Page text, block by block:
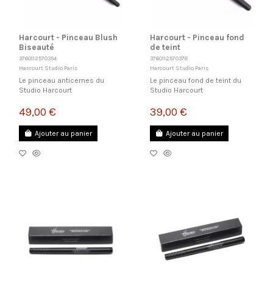
Harcourt - Pinceau Blush
Biseauté
3760112570354
Harcourt Studio Paris
Le pinceau anticernes du
Studio Harcourt
49,00 €
Ajouter au panier
Harcourt - Pinceau fond
de teint
3760112570378
Harcourt Studio Paris
Le pinceau fond de teint du
Studio Harcourt
39,00 €
Ajouter au panier